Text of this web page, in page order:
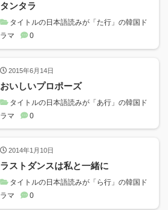
タンタラ
タイトルの日本語読みが「た行」の韓国ド
ラマ
0
2015年6月14日
おいしいプロポーズ
タイトルの日本語読みが「あ行」の韓国ド
ラマ
0
2014年1月10日
ラストダンスは私と一緒に
タイトルの日本語読みが「ら行」の韓国ド
ラマ
0